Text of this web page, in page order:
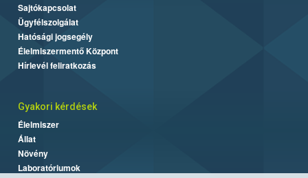
Sajtókapcsolat
Ügyfélszolgálat
Hatósági jogsegély
Élelmiszermentő Központ
Hírlevél feliratkozás
Gyakori kérdések
Élelmiszer
Állat
Növény
Laboratóriumok